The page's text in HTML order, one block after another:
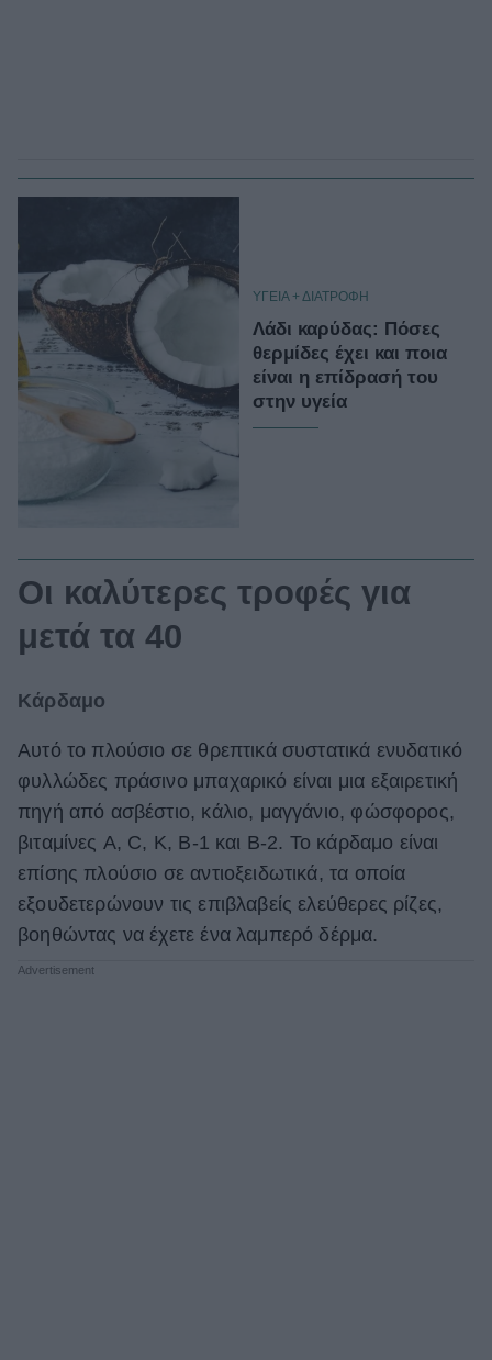
ΥΓΕΙΑ + ΔΙΑΤΡΟΦΗ
Λάδι καρύδας: Πόσες
θερμίδες έχει και ποια
είναι η επίδρασή του
στην υγεία
Οι καλύτερες τροφές για
μετά τα 40
Κάρδαμο
Αυτό το πλούσιο σε θρεπτικά συστατικά ενυδατικό
φυλλώδες πράσινο μπαχαρικό είναι μια εξαιρετική
πηγή από ασβέστιο, κάλιο, μαγγάνιο, φώσφορος,
βιταμίνες A, C, K, B-1 και B-2. Το κάρδαμο είναι
επίσης πλούσιο σε αντιοξειδωτικά, τα οποία
εξουδετερώνουν τις επιβλαβείς ελεύθερες ρίζες,
βοηθώντας να έχετε ένα λαμπερό δέρμα.